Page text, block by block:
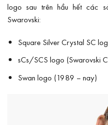
logo sau trên hầu hết các
Swarovski:
Square Silver Crystal SC
sCs/SCS logo (Swarovski
Swan logo (1989 – nay)